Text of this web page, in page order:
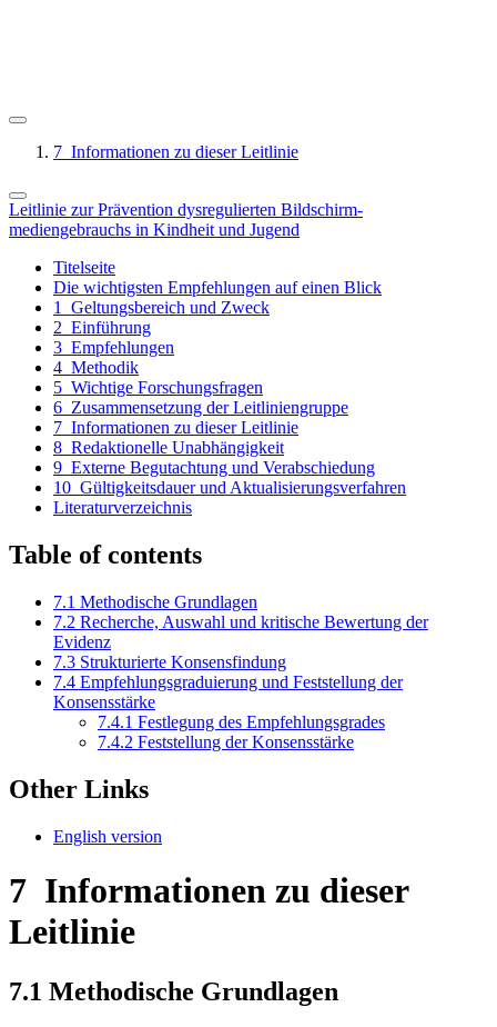
7 Informationen zu dieser Leitlinie
Leitlinie zur Prävention dysregulierten Bildschirm-
mediengebrauchs in Kindheit und Jugend
Titelseite
Die wichtigsten Empfehlungen auf einen Blick
1
Geltungsbereich und Zweck
2 Einführung
3 Empfehlungen
4 Methodik
5 Wichtige Forschungsfragen
6 Zusammensetzung der Leitliniengruppe
7 Informationen zu dieser Leitlinie
8 Redaktionelle Unabhängigkeit
9 Externe Begutachtung und Verabschiedung
10 Gültigkeitsdauer und Aktualisierungsverfahren
Literaturverzeichnis
Table of contents
7.1 Methodische Grundlagen
7.2 Recherche, Auswahl und kritische Bewertung der
Evidenz
7.3 Strukturierte Konsensfindung
7.4 Empfehlungsgraduierung und Feststellung der
Konsensstärke
7.4.1 Festlegung des Empfehlungsgrades
7.4.2 Feststellung der Konsensstärke
Other Links
English version
7 Informationen zu dieser
Leitlinie
7.1 Methodische Grundlagen